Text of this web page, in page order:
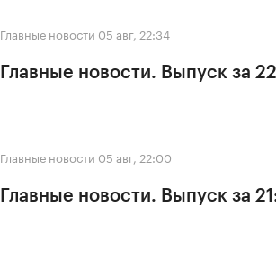
Главные новости 05 авг, 22:34
Главные новости. Выпуск за
Главные новости 05 авг, 22:00
Главные новости. Выпуск за